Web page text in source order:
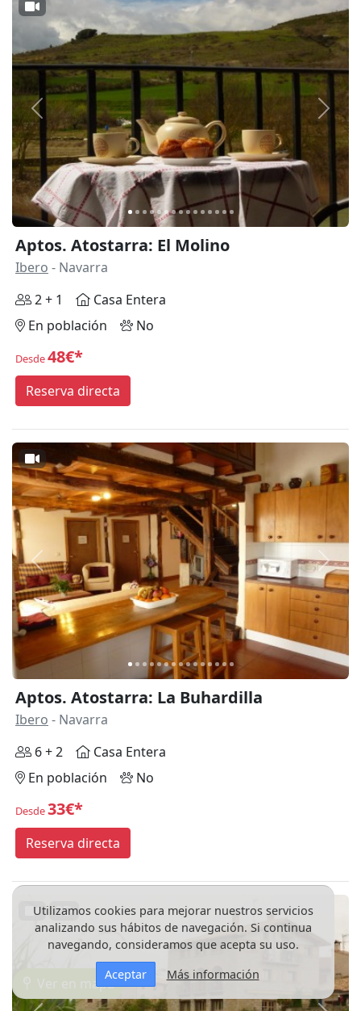
Anterior
Aptos. Atostarra: El Molino
Ibero - Navarra
2 + 1
Casa Entera
En población
No
Desde48€*
Reserva directa
Anterior
Aptos. Atostarra: La Buhardilla
Ibero - Navarra
6 + 2
Casa Entera
En población
No
Desde33€*
Reserva directa
3D
Ver en mapa
Utilizamos cookies para mejorar nuestros servicios
analizando sus hábitos de navegación. Si continua
navegando, consideramos que acepta su uso.
Aceptar
Más información